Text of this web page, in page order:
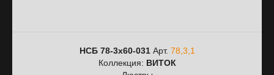
НСБ 78-3х60-031Арт. 78,3,1
Коллекция: ВИТОК